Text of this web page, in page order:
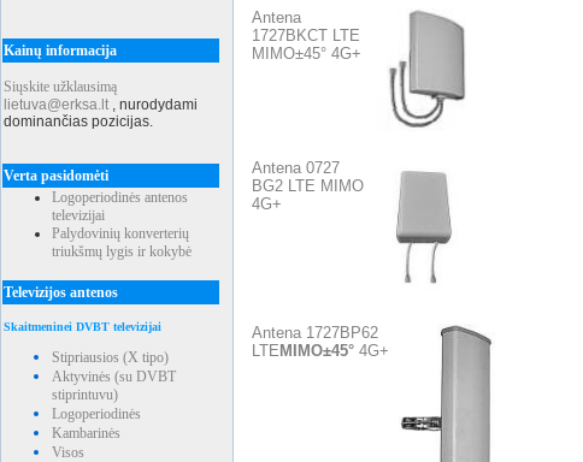
Kainų informacija
Siųskite užklausimą
lietuva@erksa.lt , nurodydami
dominančias pozicijas.
Verta pasidomėti
Logoperiodinės antenos
televizijai
Palydovinių konverterių
triukšmų lygis ir kokybė
Televizijos antenos
Skaitmeninei DVBT televizijai
Stipriausios (X tipo)
Aktyvinės (su DVBT
stiprintuvu)
Logoperiodinės
Kambarinės
Visos
Antena
1727BKCT LTE
MIMO±45° 4G+
Antena 0727
BG2 LTE MIMO
4G+
Antena 1727BP62
LTE MIMO±45° 4G+